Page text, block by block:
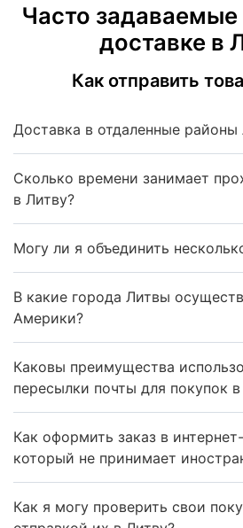
Часто
доставке в
Как отправить
Доставка в отдаленные районы
Сколько времени занимает
в Литву?
Могу ли я объединить
В какие города Литвы
Америки?
Каковы преимущества
пересылки почты для покупок
Как оформить заказ в
который не принимает
Как я могу проверить свои